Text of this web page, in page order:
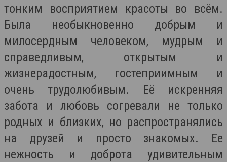
тонким восприятием красоты во всём.
Была необыкновенно добрым и
милосердным человеком, мудрым и
справедливым, открытым и
жизнерадостным, гостеприимным и
очень трудолюбивым. Её искренняя
забота и любовь согревали не только
родных и близких, но распространялись
на друзей и просто знакомых. Ее
нежность и доброта удивительным